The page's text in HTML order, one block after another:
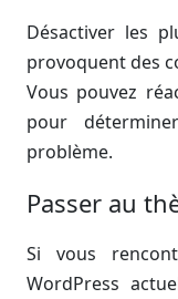
Désactiver les
provoquent des
Vous pouvez
pour
problème.
Passer au
Si vous
WordPress